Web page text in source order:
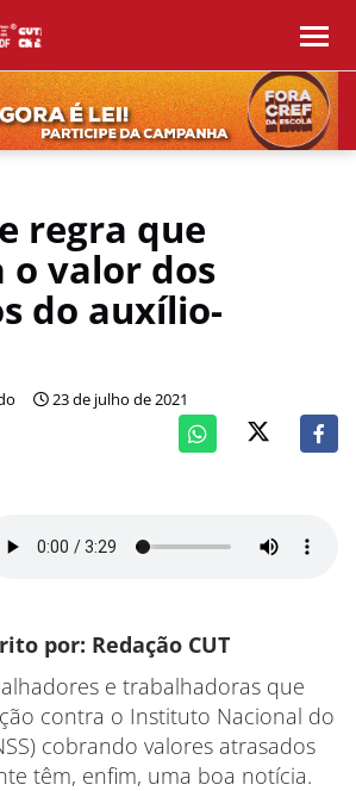
regra que
o valor dos
do auxílio-
23 de julho de 2021
por: Redação CUT
e trabalhadoras que
contra o Instituto Nacional do
cobrando valores atrasados
têm, enfim, uma boa notícia.